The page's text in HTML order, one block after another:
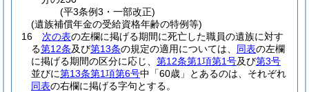
(平3条例3・一部改正)
(遺族補償年金の受給資格年齢の特例等)
16
次の表の左欄に掲げる期間に死亡した職員の遺族に対す
る第12条及び第13条の規定の適用については、 同表の左欄
に掲げる期間の区分に応じ、 第12条第1項第1号及び第3号
並びに第13条第1項第6号中「60歳」とあるのは、それぞれ
同表の右欄に掲げる字句とする。